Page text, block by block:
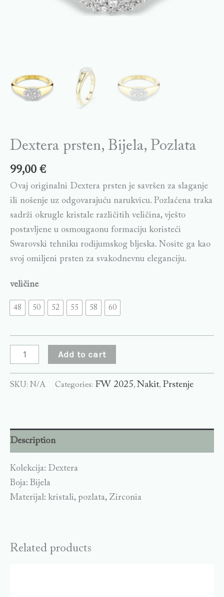
Dextera prsten, Bijela, Pozlata
99,00 €
Ovaj originalni Dextera prsten je savršen za slaganje
ili nošenje uz odgovarajuću narukvicu. Pozlaćena traka
sadrži okrugle kristale različitih veličina, vješto
postavljene u osmougaonu formaciju koristeći
Swarovski tehniku rodijumskog bljeska. Nosite ga kao
svoj omiljeni prsten za svakodnevnu eleganciju.
veličine
48 50 52 55 58 60
Add to cart
SKU: N/A Categories: FW 2025, Nakit, Prstenje
Description
Kolekcija: Dextera
Boja: Bijela
Materijal: kristali, pozlata, Zirconia
Related products